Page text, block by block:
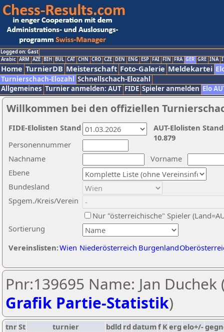
Logged on: Gast
Arabic ARM AZE BIH BUL CAT CHN CRO CZE DEN ENG ESP FAI FIN FRA GER GRE INA
Home TurnierDB Meisterschaft Foto-Galerie Meldekartei
Turnierschach-Elozahl Schnellschach-Elozahl
Allgemeines Turnier anmelden: AUT FIDE Spieler anmelden Elo
Willkommen bei den offiziellen
Nachname
Vorname
Ebene
Sortierung
Personennummer
Bundesland
Spgem./Kreis/Verein
Nur "österreichische" Spieler
Vereinslisten:Wien Niederösterreich Burgenland
AUT-Elolisten
10.879
FIDE-Elolisten Stand
Pnr:139695 Name: Jan Duchek
Grafik Partie-Statistik)
tnrSt turnier bdld rd datumf Kerg elo+/-